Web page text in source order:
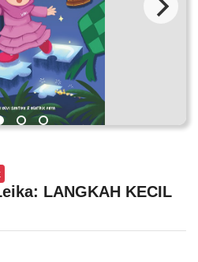
LANGKAH KECIL